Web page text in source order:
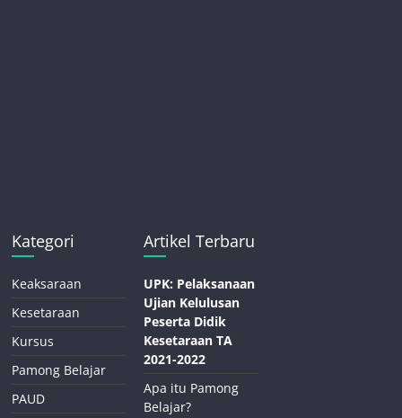
Kategori
Keaksaraan
Kesetaraan
Kursus
Pamong Belajar
PAUD
Artikel Terbaru
UPK: Pelaksanaan
Ujian Kelulusan
Peserta Didik
Kesetaraan TA
2021-2022
Apa itu Pamong
Belajar?